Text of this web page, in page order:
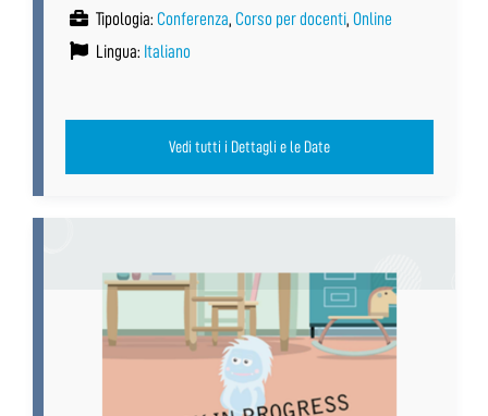
Tipologia: Conferenza, Corso per docenti, Online
Lingua: Italiano
Vedi tutti i Dettagli e le Date